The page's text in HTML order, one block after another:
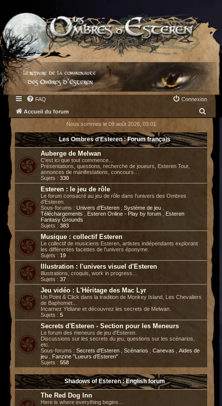
FAQ Connexion
Accueil du forum
c
h
c
Nous sommes le 09 août 2026, 03:01
Les Ombres d'Esteren : Forum français
Auberge de Melwan
C'est ici que tout commence...
Présentations, questions, recherche de joueurs, Esteren Tour,
annonces de manifestations, concours…
Sujets : 330
Esteren : le jeu de rôle
Le forum consacré au jeu de rôle dans l'univers des Ombres
d'Esteren.
Sous-forums : Univers d'Esteren Système de jeu
Téléchargements
Esteren Online - Play by forum
Esteren
Fantasy Grounds
Sujets : 383
Musique : collectif Esteren
Le collectif de musiciens Esteren, artistes indépendants explorant
les différentes facettes de l’univers éponyme.
Sujets : 19
Illustration : l'univers visuel d'Esteren
Illustrations, croquis, work in progress...
Sujets : 37
Jeu vidéo : L'Héritage des Mac Lyr
Un Point & Click dans la tradition de Monkey Island, Les Chevaliers
de Baphomet...
Incarnez Yldiane et découvrez les secrets de Melwan.
Sujets : 5
Secrets d'Esteren - Section pour les Meneurs
Le forum des meneurs de jeu d'Esteren.
Discussions sur les secrets du jeu, questions sur les scénarios,
etc.
Sous-forums : Secrets d'Esteren Scénarios Canevas
Aides de
jeu
Fanzine "Lueurs d'Esteren"
Sujets : 558
Shadows of Esteren : English forum
The Red Dog Inn
Here is where everything begins...